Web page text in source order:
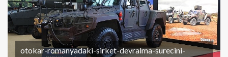
otokar-romanyadaki-sirket-devralma-surecini-